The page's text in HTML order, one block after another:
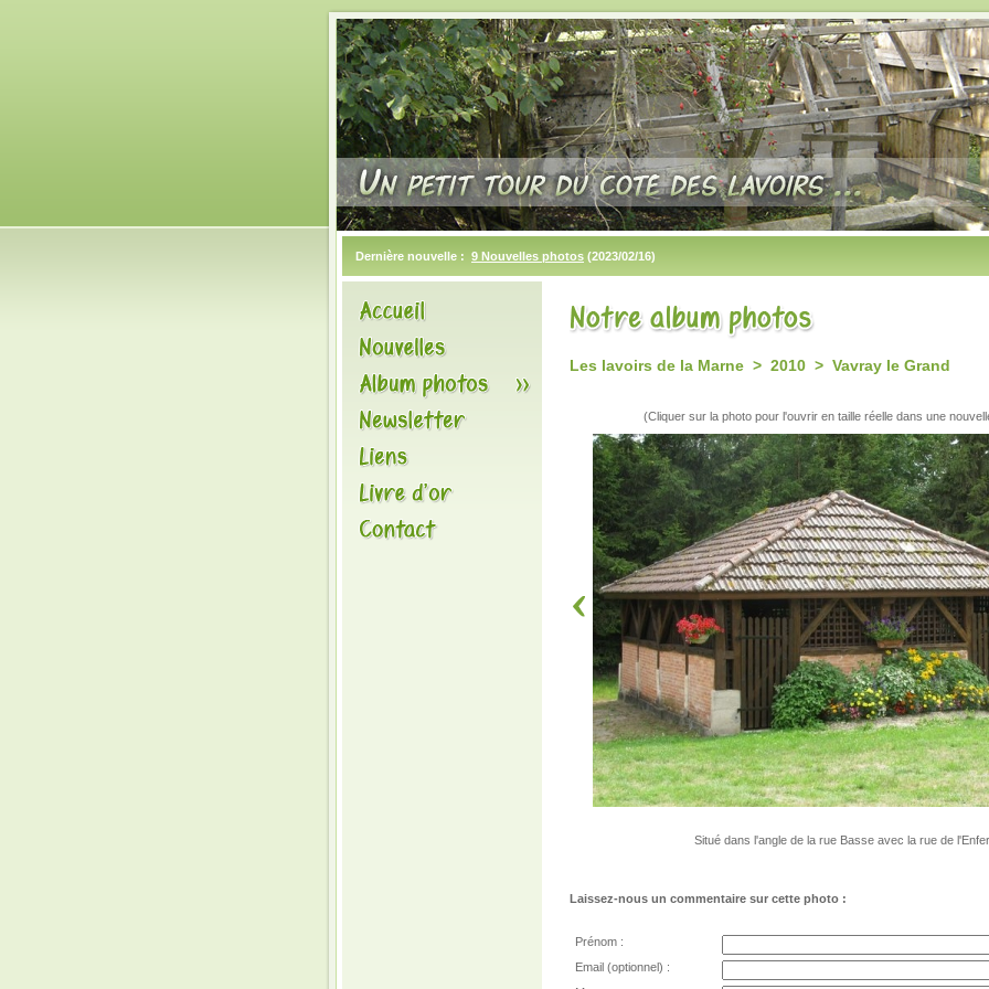
Dernière nouvelle : 9 Nouvelles photos (2023/02/16)
Les lavoirs de la Marne > 2010 > Vavray le Grand
(Cliquer sur la photo pour l'ouvrir en taille réelle dans une
Situé dans l'angle de la rue Basse avec la rue de l'Enfer
Laissez-nous un commentaire sur cette photo :
Prénom :
Email (optionnel) :